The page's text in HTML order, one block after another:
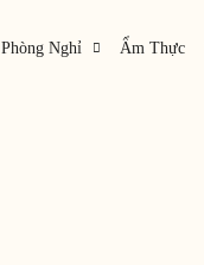
Phòng Nghỉ Ẩm Thực